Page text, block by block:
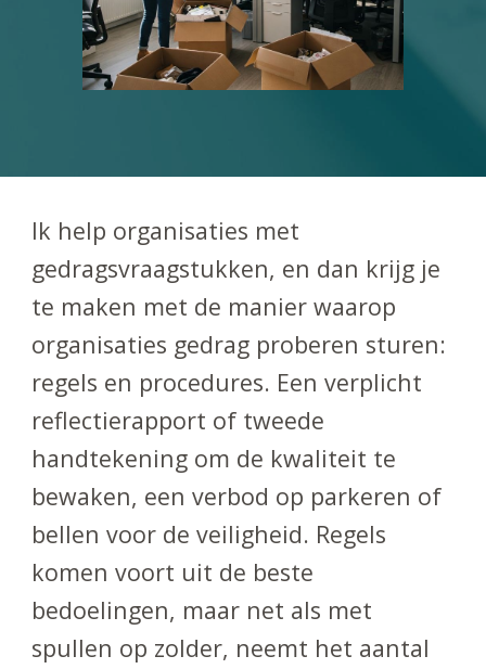
Ik help organisaties met
gedragsvraagstukken, en dan krijg je
te maken met de manier waarop
organisaties gedrag proberen sturen:
regels en procedures. Een verplicht
reflectierapport of tweede
handtekening om de kwaliteit te
bewaken, een verbod op parkeren of
bellen voor de veiligheid. Regels
komen voort uit de beste
bedoelingen, maar net als met
spullen op zolder, neemt het aantal